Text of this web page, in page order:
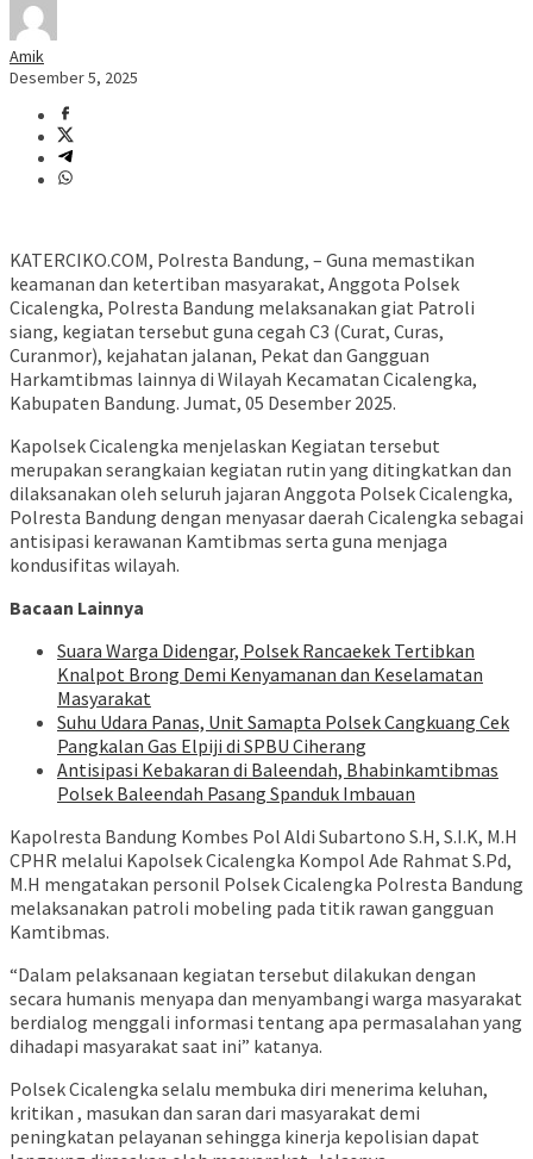
Amik
Desember 5, 2025
KATERCIKO.COM, Polresta Bandung, – Guna memastikan
keamanan dan ketertiban masyarakat, Anggota Polsek
Cicalengka, Polresta Bandung melaksanakan giat Patroli
siang, kegiatan tersebut guna cegah C3 (Curat, Curas,
Curanmor), kejahatan jalanan, Pekat dan Gangguan
Harkamtibmas lainnya di Wilayah Kecamatan Cicalengka,
Kabupaten Bandung. Jumat, 05 Desember 2025.
Kapolsek Cicalengka menjelaskan Kegiatan tersebut
merupakan serangkaian kegiatan rutin yang ditingkatkan dan
dilaksanakan oleh seluruh jajaran Anggota Polsek Cicalengka,
Polresta Bandung dengan menyasar daerah Cicalengka sebagai
antisipasi kerawanan Kamtibmas serta guna menjaga
kondusifitas wilayah.
Bacaan Lainnya
Suara Warga Didengar, Polsek Rancaekek Tertibkan
Knalpot Brong Demi Kenyamanan dan Keselamatan
Masyarakat
Suhu Udara Panas, Unit Samapta Polsek Cangkuang Cek
Pangkalan Gas Elpiji di SPBU Ciherang
Antisipasi Kebakaran di Baleendah, Bhabinkamtibmas
Polsek Baleendah Pasang Spanduk Imbauan
Kapolresta Bandung Kombes Pol Aldi Subartono S.H, S.I.K, M.H
CPHR melalui Kapolsek Cicalengka Kompol Ade Rahmat S.Pd,
M.H mengatakan personil Polsek Cicalengka Polresta Bandung
melaksanakan patroli mobeling pada titik rawan gangguan
Kamtibmas.
“Dalam pelaksanaan kegiatan tersebut dilakukan dengan
secara humanis menyapa dan menyambangi warga masyarakat
berdialog menggali informasi tentang apa permasalahan yang
dihadapi masyarakat saat ini” katanya.
Polsek Cicalengka selalu membuka diri menerima keluhan,
kritikan , masukan dan saran dari masyarakat demi
peningkatan pelayanan sehingga kinerja kepolisian dapat